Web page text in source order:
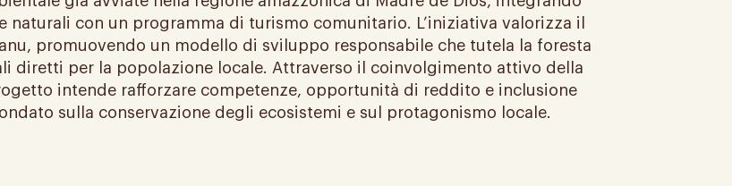
con un programma di turismo comunitario. L’iniziativa valorizza il
promuovendo un modello di sviluppo responsabile che tutela la foresta
diretti per la popolazione locale. Attraverso il coinvolgimento attivo della
intende rafforzare competenze, opportunità di reddito e inclusione
sulla conservazione degli ecosistemi e sul protagonismo locale.